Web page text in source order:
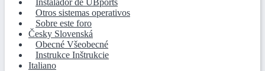
Otros sistemas operativos
Sobre este foro
Česky Slovenská
Obecné Všeobecné
Instrukce Inštrukcie
Italiano